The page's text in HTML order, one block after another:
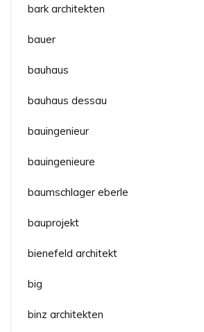
bark architekten
bauer
bauhaus
bauhaus dessau
bauingenieur
bauingenieure
baumschlager eberle
bauprojekt
bienefeld architekt
big
binz architekten